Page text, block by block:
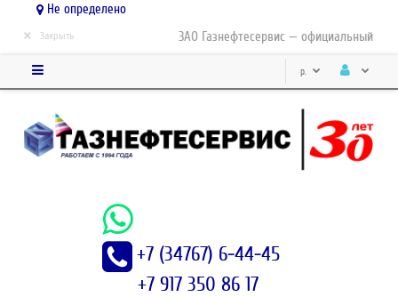
Не определено
ЗАО Газнефтесервис — официальный
× Закрыть
р.
+7 (34767) 6-44-45
+7 917 350 86 17